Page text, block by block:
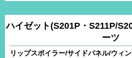
ハイゼット(S201P・S211P/
ーツ
リップスポイラー/サイドパネル/ウィ